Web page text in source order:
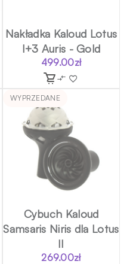
Nakładka Kaloud Lotus
I+3 Auris - Gold
499.00zł
WYPRZEDANE
Cybuch Kaloud
Samsaris Niris dla Lotus
II
269.00zł